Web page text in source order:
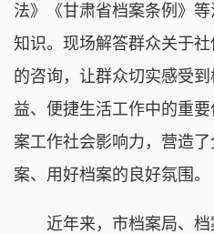
法》《甘肃省档案条例》
知识。现场解答群众关于
的咨询，让群众切实感受
益、便捷生活工作中的重
案工作社会影响力，营造
案、用好档案的良好氛围。
近年来，市档案局、档